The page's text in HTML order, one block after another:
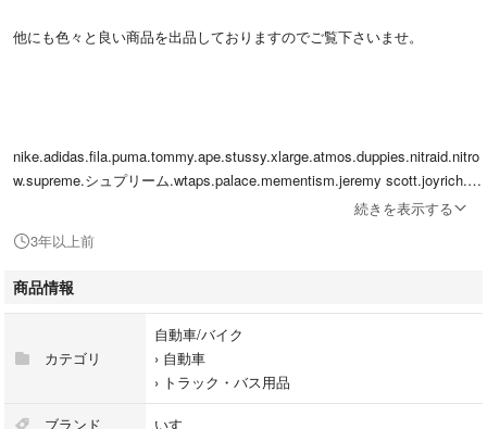
他にも色々と良い商品を出品しておりますのでご覧下さいませ。
nike.adidas.fila.puma.tommy.ape.stussy.xlarge.atmos.duppies.nitraid.nitro
w.supreme.シュプリーム.wtaps.palace.mementism.jeremy scott.joyrich.an
ti social social club.vetements.vetememes.bape.fullbk.
goro's.ゴローズ.elvira.pigalle.spray ground.lee.nenet.
yeezy.tady&king.kaws.original fake.under cover.jordan.junkmania.vans.bal
enciaga.louis vuitton.gucci.タディ&キング.first arrows.鷲見太郎.シンパシ
ーオブソウル.sympathy of soul.クロムハーツ.chrome hearts.navajo.janji.J
ANJI.赤西仁
fantasticman
ファンタスティックマン
ナバホ
続きを表示する
3年以上前
商品情報
カテゴリ
自動車/バイク
› 自動車
› トラック・バス用品
ブランド いすゞ